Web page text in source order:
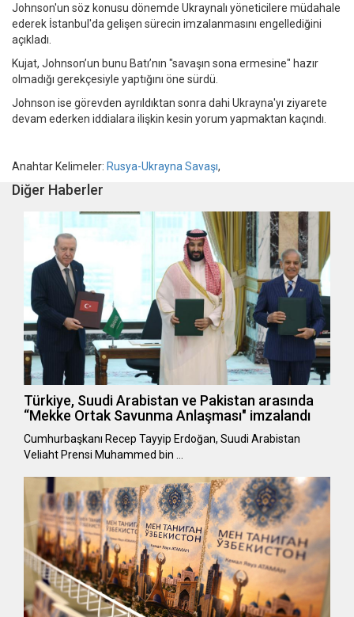
Johnson'un söz konusu dönemde Ukraynalı yöneticilere müdahale
ederek İstanbul'da gelişen sürecin imzalanmasını engellediğini
açıkladı.
Kujat, Johnson’un bunu Batı’nın "savaşın sona ermesine" hazır
olmadığı gerekçesiyle yaptığını öne sürdü.
Johnson ise görevden ayrıldıktan sonra dahi Ukrayna'yı ziyarete
devam ederken iddialara ilişkin kesin yorum yapmaktan kaçındı.
Anahtar Kelimeler: Rusya-Ukrayna Savaşı,
Diğer Haberler
Türkiye, Suudi Arabistan ve Pakistan arasında
“Mekke Ortak Savunma Anlaşması" imzalandı
Cumhurbaşkanı Recep Tayyip Erdoğan, Suudi Arabistan
Veliaht Prensi Muhammed bin …